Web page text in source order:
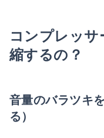
コンプレッ
縮するの？
音量のバラツキ
る）